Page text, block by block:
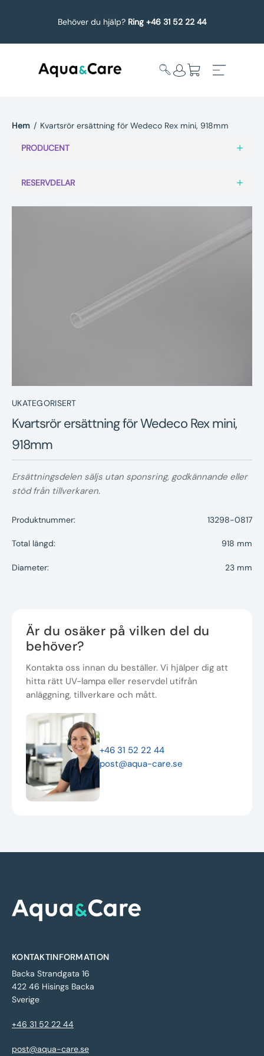
Behöver du hjälp? Ring +46 31 52 22 44
undermeny
Service
Hem / Kvartsrör ersättning för Wedeco Rex mini, 918mm
PRODUCENT
RESERVDELAR
UKATEGORISERT
Kvartsrör ersättning för Wedeco Rex mini,
918mm
Ersättningsdelen säljs utan sponsring, godkännande eller
stöd från tillverkaren.
Produktnummer: 13298-0817
Total längd: 918 mm
Diameter: 23 mm
Är du osäker på vilken del du
behöver?
Kontakta oss innan du beställer. Vi hjälper dig att
hitta rätt UV-lampa eller reservdel utifrån
anläggning, tillverkare och mått.
+46 31 52 22 44
post@aqua-care.se
KONTAKTINFORMATION
Backa Strandgata 16
422 46 Hisings Backa
Sverige
+46 31 52 22 44
post@aqua-care.se